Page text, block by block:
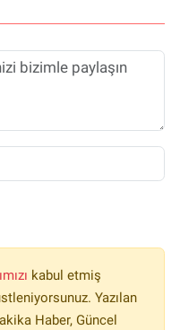
kabul etmiş
Yazılan
Haber, Güncel